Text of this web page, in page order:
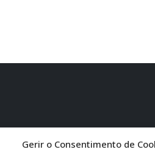
Gerir o Consentimento de